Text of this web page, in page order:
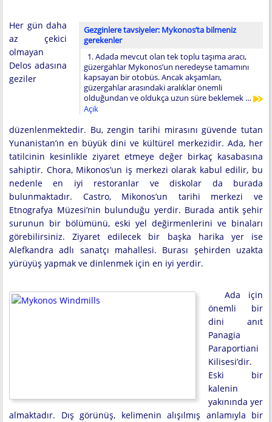
Gezginlere tavsiyeler: Mykonos’ta bilmeniz
gerekenler
1. Adada mevcut olan tek toplu taşıma aracı,
güzergahlar Mykonos’un neredeyse tamamını
kapsayan bir otobüs. Ancak akşamları,
güzergahlar arasındaki aralıklar önemli
olduğundan ve oldukça uzun süre beklemek …
Açık
Her gün daha
az çekici
olmayan
Delos adasına
geziler
düzenlenmektedir. Bu, zengin tarihi mirasını güvende tutan
Yunanistan’ın en büyük dini ve kültürel merkezidir. Ada, her
tatilcinin kesinlikle ziyaret etmeye değer birkaç kasabasına
sahiptir. Chora, Mikonos’un iş merkezi olarak kabul edilir, bu
nedenle en iyi restoranlar ve diskolar da burada
bulunmaktadır. Castro, Mikonos’un tarihi merkezi ve
Etnografya Müzesi’nin bulunduğu yerdir. Burada antik şehir
surunun bir bölümünü, eski yel değirmenlerini ve binaları
görebilirsiniz. Ziyaret edilecek bir başka harika yer ise
Alefkandra adlı sanatçı mahallesi. Burası şehirden uzakta
yürüyüş yapmak ve dinlenmek için en iyi yerdir.
Ada için
önemli bir
dini anıt
Panagia
Paraportiani
Kilisesi’dir.
Eski bir
kalenin
yakınında yer
almaktadır. Dış görünüş, kelimenin alışılmış anlamıyla bir